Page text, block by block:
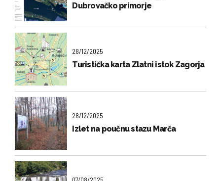
Dubrovačko primorje
28/12/2025
Turistička karta Zlatni istok Zagorja
28/12/2025
Izlet na poučnu stazu Marča